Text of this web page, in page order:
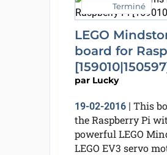
Terminé
LEGO
board for
par Lucky
19-02-2016| This
the Raspberry Pi
powerful LEGO
LEGO EV3 servo